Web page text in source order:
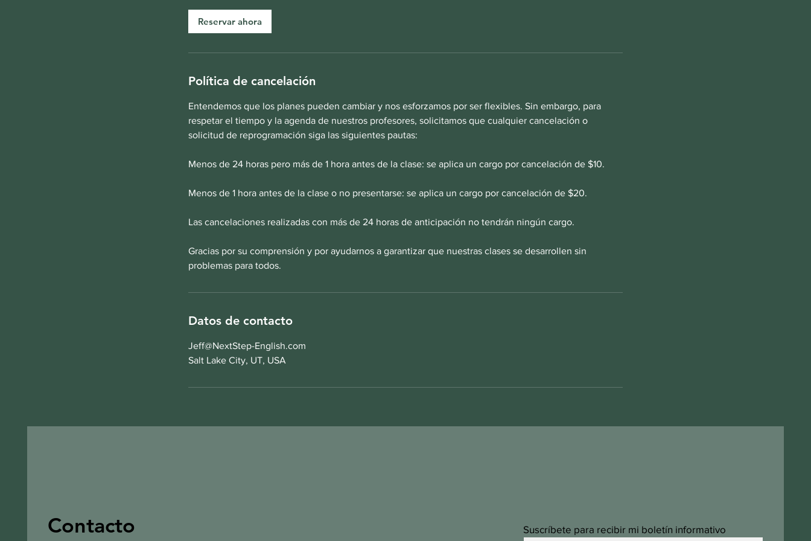
Reservar ahora
Política de cancelación
Entendemos que los planes pueden cambiar y nos esforzamos por ser flexibles. Sin embargo, para
respetar el tiempo y la agenda de nuestros profesores, solicitamos que cualquier cancelación o
solicitud de reprogramación siga las siguientes pautas:
Menos de 24 horas pero más de 1 hora antes de la clase: se aplica un cargo por cancelación de $10.
Menos de 1 hora antes de la clase o no presentarse: se aplica un cargo por cancelación de $20.
Las cancelaciones realizadas con más de 24 horas de anticipación no tendrán ningún cargo.
Gracias por su comprensión y por ayudarnos a garantizar que nuestras clases se desarrollen sin
problemas para todos.
Datos de contacto
Jeff@NextStep-English.com
Salt Lake City, UT, USA
Contacto Suscríbete para recibir mi boletín informativo